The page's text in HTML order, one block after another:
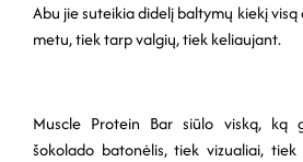
Abu jie suteikia didelį baltymų kiekį
metu, tiek tarp valgių, tiek keliaujant.
Muscle Protein Bar siūlo viską, ką
šokolado batonėlis, tiek vizualiai,